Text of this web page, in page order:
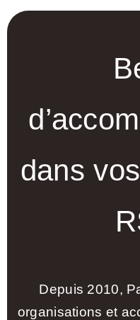
dans
Depuis 2010,
organisations et